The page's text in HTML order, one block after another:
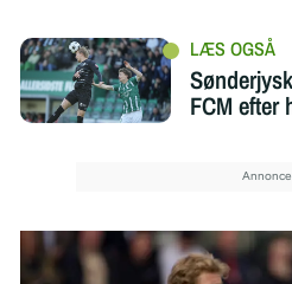
FCM efter